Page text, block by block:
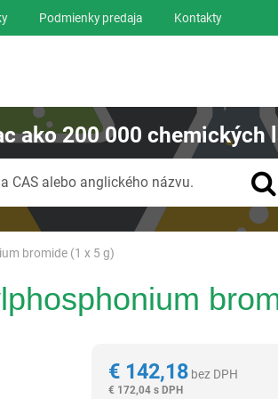
bromide (1 x 5 g)
€142,18 bez DPH
€ 172,04 s DPH
Podmienky predaja Kontakty
ako200 000 chemických
CAS alebo anglického názvu.